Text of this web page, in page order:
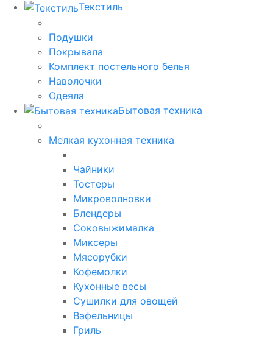
Текстиль
Подушки
Покрывала
Комплект постельного белья
Наволочки
Одеяла
Бытовая техника
Мелкая кухонная техника
Чайники
Тостеры
Микроволновки
Блендеры
Соковыжималка
Миксеры
Мясорубки
Кофемолки
Кухонные весы
Сушилки для овощей
Вафельницы
Гриль